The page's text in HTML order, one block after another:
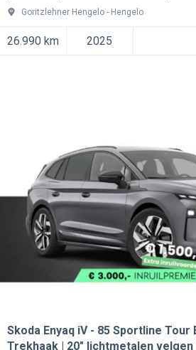
Goritzlehner Hengelo Hengelo
26.990 km 2025
Skoda Enyaq iV
85 Sportline Tour
Trekhaak | 20" lichtmetalen velgen